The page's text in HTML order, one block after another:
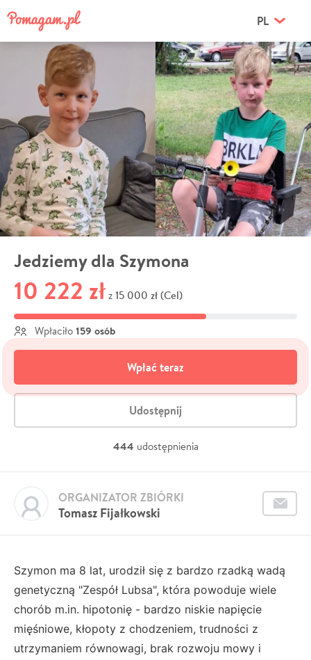
PL
Jedziemy dla Szymona
10 222 zł z 15 000 zł (Cel)
Wpłaciło 159 osób
Wpłać teraz
Udostępnij
444 udostępnienia
Tomasz Fijałkowski
ORGANIZATOR ZBIÓRKI
Szymon ma 8 lat, urodził się z bardzo rzadką wadą
genetyczną "Zespół Lubsa", która powoduje wiele
chorób m.in. hipotonię - bardzo niskie napięcie
mięśniowe, kłopoty z chodzeniem, trudności z
utrzymaniem równowagi, brak rozwoju mowy i